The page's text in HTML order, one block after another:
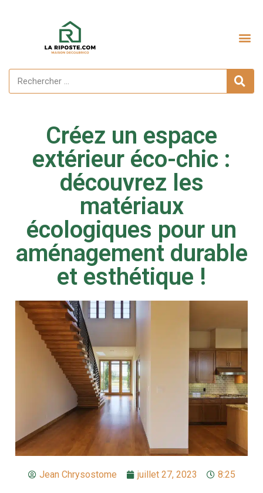
Créez un espace
extérieur éco-chic :
découvrez les
matériaux
écologiques pour un
aménagement durable
et esthétique !
Jean Chrysostome juillet 27, 2023 8:25